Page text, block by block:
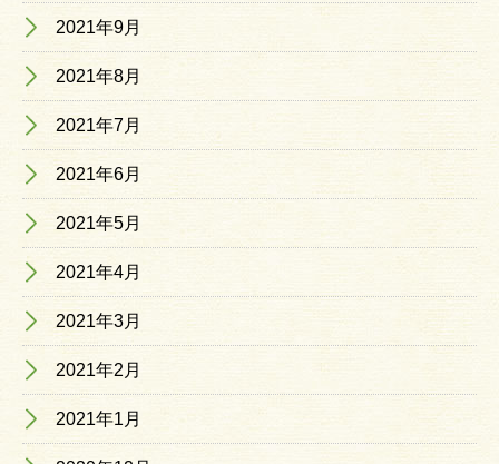
2021年9月
2021年8月
2021年7月
2021年6月
2021年5月
2021年4月
2021年3月
2021年2月
2021年1月